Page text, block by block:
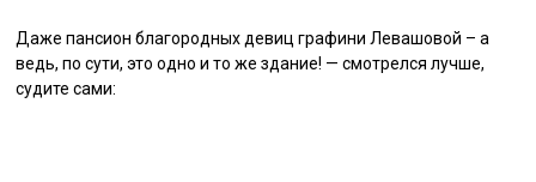
Даже пансион благородных девиц графини Левашовой – а
ведь, по сути, это одно и то же здание! — смотрелся лучше,
судите сами: